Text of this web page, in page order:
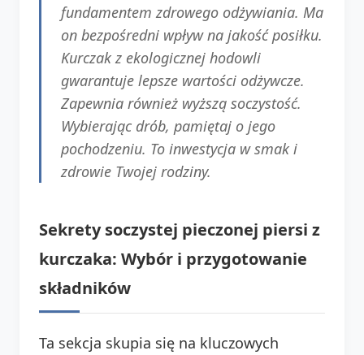
fundamentem zdrowego odżywiania. Ma
on bezpośredni wpływ na jakość posiłku.
Kurczak z ekologicznej hodowli
gwarantuje lepsze wartości odżywcze.
Zapewnia również wyższą soczystość.
Wybierając drób, pamiętaj o jego
pochodzeniu. To inwestycja w smak i
zdrowie Twojej rodziny.
Sekrety soczystej pieczonej piersi z
kurczaka: Wybór i przygotowanie
składników
Ta sekcja skupia się na kluczowych